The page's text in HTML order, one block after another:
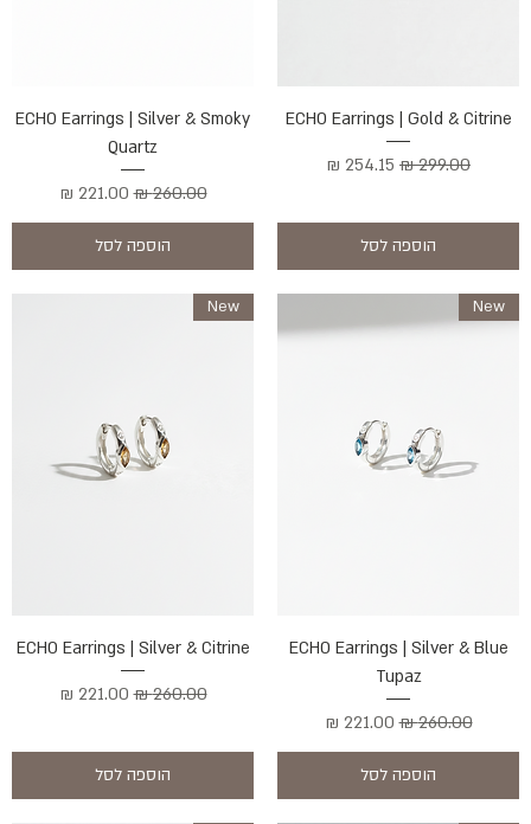
ECHO Earrings | Gold & Citrine
מחיר רגיל מחיר מבצע
הוספה לסל
ECHO Earrings | Silver & Smoky
Quartz
מחיר רגיל‏260.00 ‏₪ מחיר מבצע
הוספה לסל
New
ECHO Earrings | Silver & Blue
Tupaz
מחיר רגיל‏260.00 ‏₪ מחיר מבצע
הוספה לסל
New
ECHO Earrings | Silver & Citrine
מחיר רגיל‏260.00 ‏₪ מחיר מבצע
הוספה לסל